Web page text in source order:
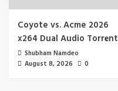
Coyote vs. Acme 2026
x264 Dual Audio Torr𝐞nt
Shubham Namdeo
August 8, 2026
0